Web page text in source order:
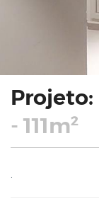
Projeto:
- 111m²